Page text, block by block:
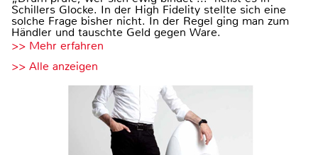
Schillers Glocke. In der High Fidelity stellte sich eine
solche Frage bisher nicht. In der Regel ging man zum
Händler und tauschte Geld gegen Ware.
>> Mehr erfahren
>> Alle anzeigen